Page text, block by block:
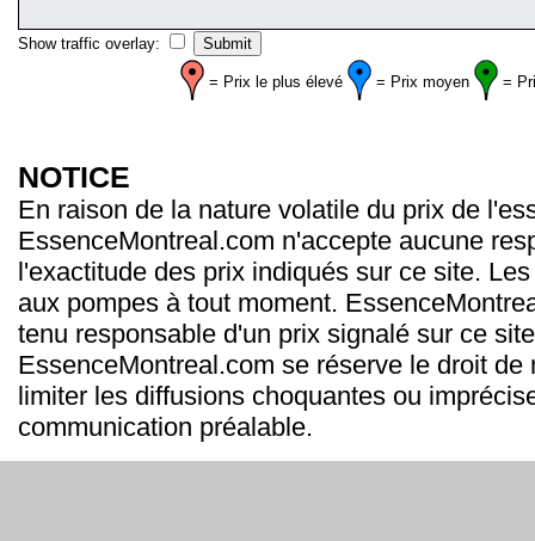
Show traffic overlay:
= Prix le plus élevé = Prix moyen =
NOTICE
En raison de la nature volatile du prix de
EssenceMontreal.com n'accepte aucune
l'exactitude des prix indiqués sur ce site.
aux pompes à tout moment.
tenu responsable d'un prix signalé sur ce
EssenceMontreal.com se réserve le droit de
limiter les diffusions choquantes ou
communication préalable.